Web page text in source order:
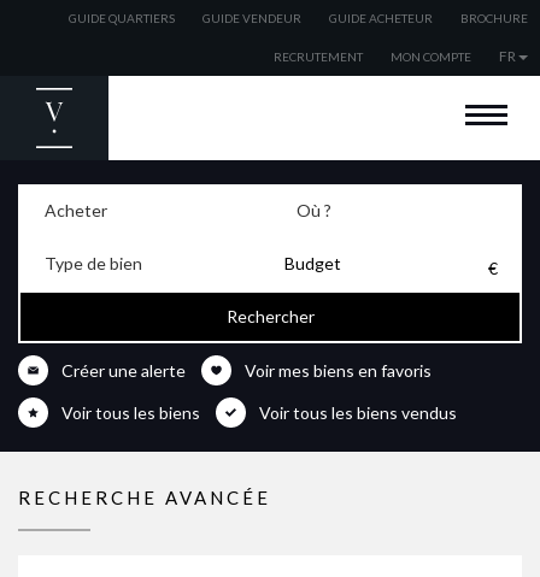
ACHETER
VENDRE
ESTIMER
EXPATRIÉS
NOS AGENCES
NOS ACTUALITÉS
GUIDE QUARTIERS GUIDE VENDEUR GUIDE ACHETEUR BROCHURE
RECRUTEMENT MON COMPTE FR
Acheter Où ?
Type de bien Budget
Créer une alerte Voir mes biens en favoris
Voir tous les biens Voir tous les biens vendus
RECHERCHE AVANCÉE